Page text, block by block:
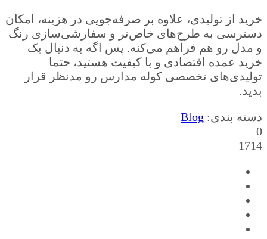
خرید از تولیدی، علاوه بر صرفه‌جویی در هزینه، امکان
دسترسی به طرح‌های خاص‌تر و سفارشی‌سازی رنگ
و مدل رو هم فراهم می‌کنه. پس اگه به دنبال یک
خرید عمده اقتصادی و با کیفیت هستید، حتما
تولیدی‌های تخصصی کوله مدارس رو مدنظر قرار
بدید.
دسته بندی: Blog
0
1714